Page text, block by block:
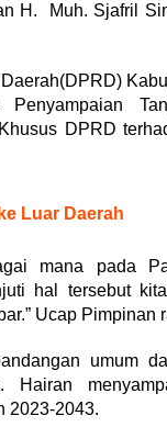
H. Muh. Sjafril
DPRD
Luar Daerah
mana pada
hal tersebut
Ucap Pimpinan
umum
Hairan
2023-2043.